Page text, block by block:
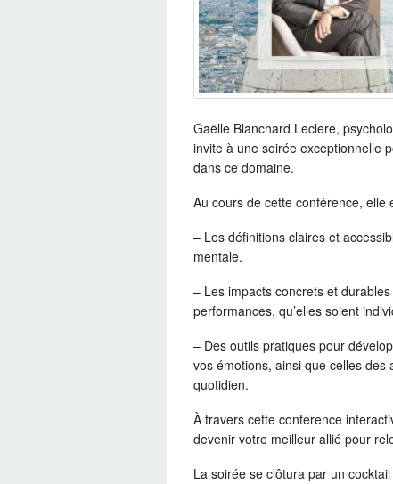
Gaëlle Blanchard Leclere,
invite à une soirée exceptionnelle
dans ce domaine.
Au cours de cette conférence, elle
– Les définitions claires et
mentale.
– Les impacts concrets et
performances, qu’elles soient
– Des outils pratiques pour
vos émotions, ainsi que celles
quotidien.
À travers cette conférence
devenir votre meilleur allié pour
La soirée se clôtura par un